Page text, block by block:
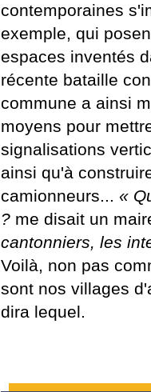
contemporaines
exemple, qui
espaces inventés
récente bataille
commune a ainsi
moyens pour
signalisations
ainsi qu'à
camionneurs... «
? me disait un
cantonniers, les
Voilà, non pas
sont nos villages
dira lequel.